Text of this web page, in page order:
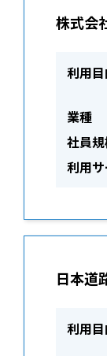
株式会
利用
業種
社員
利用
日本道
利用